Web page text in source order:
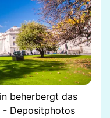
beherbergt das
- Depositphotos